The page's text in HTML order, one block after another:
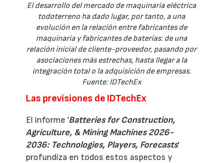
El desarrollo del mercado de maquinaria eléctrica
todoterreno ha dado lugar, por tanto, a una
evolución en la relación entre fabricantes de
maquinaria y fabricantes de baterías: de una
relación inicial de cliente-proveedor, pasando por
asociaciones más estrechas, hasta llegar a la
integración total o la adquisición de empresas.
Fuente: IDTechEx
Las previsiones de IDTechEx
El informe 'Batteries for Construction,
Agriculture, & Mining Machines 2026-
2036: Technologies, Players, Forecasts'
profundiza en todos estos aspectos y